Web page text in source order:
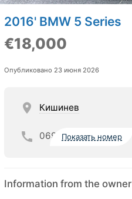
2016' BMW 5 Series
€18,000
Опубликовано 23 июня 2026
Кишинев
069 Показать номер
Information from the owner